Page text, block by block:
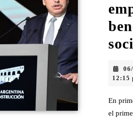
12:15
En
el